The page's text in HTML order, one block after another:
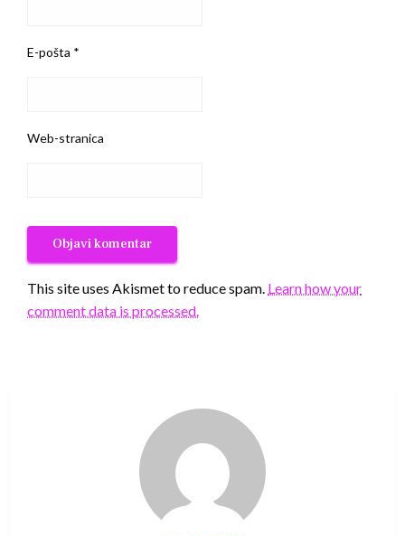
E-pošta *
Web-stranica
This site uses Akismet to reduce spam. Learn how your
comment data is processed.